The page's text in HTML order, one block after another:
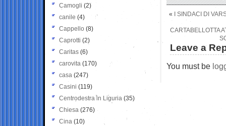
« I SINDACI DI
CARTABELLOTTA
Leave a
You must be
Camogli (2)
canile (4)
Cappello (8)
Caprotti (2)
Caritas (6)
carovita (170)
casa (247)
Casini (119)
Centrodestra in Liguria (35)
Chiesa (276)
Cina (10)